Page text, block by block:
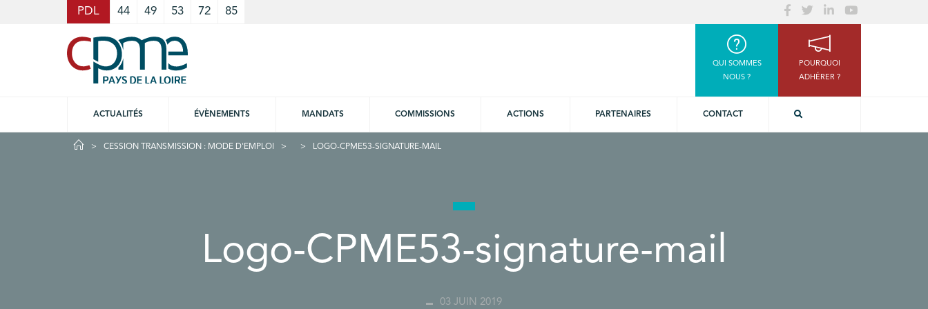
PDL 44 49 53 72 85
QUI SOMMES
NOUS ?
POURQUOI
ADHÉRER ?
ACTUALITÉS ÉVÈNEMENTS MANDATS COMMISSIONS ACTIONS PARTENAIRES CONTACT
CESSION TRANSMISSION : MODE D'EMPLOI LOGO-CPME53-SIGNATURE-MAIL
Logo-CPME53-signature-mail
03 JUIN 2019
Cookies management panel